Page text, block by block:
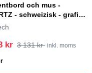
och mus -
- schweizisk - grafit
kr 3 131 kr inkl. moms